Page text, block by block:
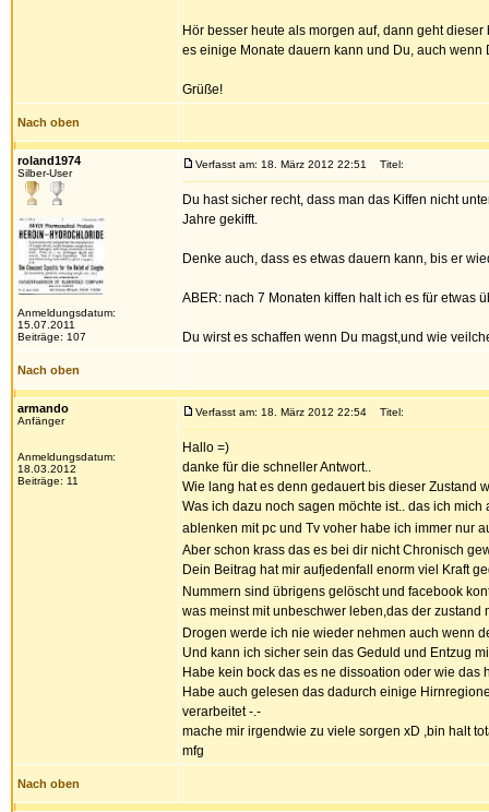
Hör besser heute als morgen auf, dann geht
es einige Monate dauern kann und Du, auch
Grüße!
Nach oben
roland1974
Silber-User
Anmeldungsdatum:
15.07.2011
Beiträge: 107
Verfasst am: 18. März 2012 22:51 Titel:
Du hast sicher recht, dass man das Kiffen nicht
Jahre gekifft.
Denke auch, dass es etwas dauern kann, bis er
ABER: nach 7 Monaten kiffen halt ich es für etwas
Du wirst es schaffen wenn Du magst,und wie
Nach oben
armando
Anfänger
Anmeldungsdatum:
18.03.2012
Beiträge: 11
Verfasst am: 18. März 2012 22:54 Titel:
Hallo =)
danke für die schneller Antwort..
Wie lang hat es denn gedauert bis dieser Zustand
Was ich dazu noch sagen möchte ist.. das ich
ablenken mit pc und Tv voher habe ich immer nur
Aber schon krass das es bei dir nicht Chronisch
Dein Beitrag hat mir aufjedenfall enorm viel Kraft
Nummern sind übrigens gelöscht und facebook
was meinst mit unbeschwer leben,das der zustand
Drogen werde ich nie wieder nehmen auch wenn
Und kann ich sicher sein das Geduld und Entzug
Habe kein bock das es ne dissoation oder wie das
Habe auch gelesen das dadurch einige
verarbeitet -.-
mache mir irgendwie zu viele sorgen xD ,bin halt
mfg
Nach oben